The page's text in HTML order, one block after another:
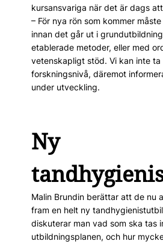
kursansvariga när det är dags
– För nya rön som kommer
innan det går ut i
etablerade metoder, eller med
vetenskapligt stöd. Vi kan inte
forskningsnivå, däremot
under utveckling.
Ny
Malin Brundin berättar att de nu
fram en helt ny
diskuterar man vad som ska tas
utbildningsplanen, och hur